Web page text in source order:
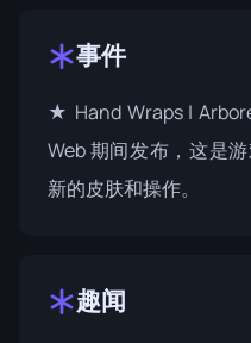
事件
★ Hand Wraps |
Web期间发布，这是
新的皮肤和操作。
趣闻